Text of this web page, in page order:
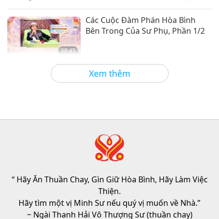
Chúng Ta
Xem thêm
38:45
Các Cuộc Đàm Phán Hòa Bình
Bên Trong Của Sư Phụ, Phần 1/2
2026-08-06
25:38
“Fast Charge” Is Wonderful Way
Whenever Material World Begins
to Feel Too Imposing
Tin Đáng Chú Ý 2026-08-05 1354Lượt Xem
“ Hãy Ăn Thuần Chay, Gìn Giữ Hòa Bình, Hãy Làm Việc
Thiện.
Hãy tìm một vị Minh Sư nếu quý vị muốn về Nhà.”
~ Ngài Thanh Hải Vô Thượng Sư (thuần chay)